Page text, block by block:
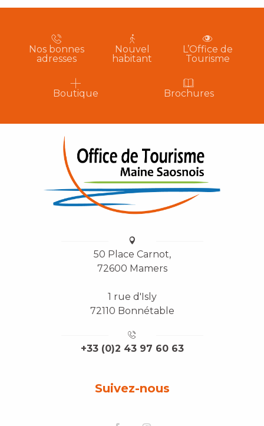
Nos bonnes
adresses
Nouvel
habitant
L’Office de
Tourisme
Boutique Brochures
50 Place Carnot,
72600 Mamers
1 rue d'Isly
72110 Bonnétable
+33 (0)2 43 97 60 63
Suivez-nous